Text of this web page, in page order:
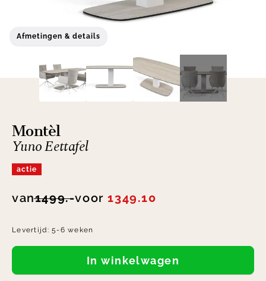
Afmetingen & details
Montèl
Yuno Eettafel
actie
van1499.-voor 1349.10
Levertijd:5-6 weken
In winkelwagen